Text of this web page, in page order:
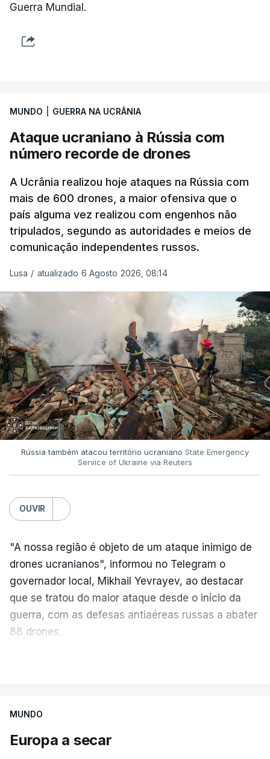
Guerra Mundial.
MUNDO GUERRA NA UCRÂNIA
Ataque ucraniano à Rússia com
número recorde de drones
A Ucrânia realizou hoje ataques na Rússia com
mais de 600 drones, a maior ofensiva que o
país alguma vez realizou com engenhos não
tripulados, segundo as autoridades e meios de
comunicação independentes russos.
Lusa / atualizado 6 Agosto 2026, 08:14
Rússia também atacou território ucraniano State Emergency
Service of Ukraine via Reuters
OUVIR
"A nossa região é objeto de um ataque inimigo de
drones ucranianos", informou no Telegram o
governador local, Mikhail Yevrayev, ao destacar
que se tratou do maior ataque desde o início da
guerra, com as defesas antiaéreas russas a abater
88 drones.
península da Crimeia e os mares Negro e de Azov.
O ataque ucraniano desta noite superou os
MUNDO
Europa a secar